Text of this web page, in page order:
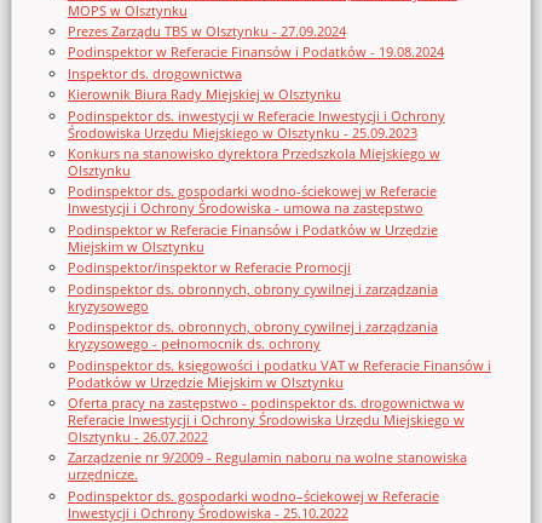
MOPS w Olsztynku
Prezes Zarządu TBS w Olsztynku - 27.09.2024
Podinspektor w Referacie Finansów i Podatków - 19.08.2024
Inspektor ds. drogownictwa
Kierownik Biura Rady Miejskiej w Olsztynku
Podinspektor ds. inwestycji w Referacie Inwestycji i Ochrony
Środowiska Urzędu Miejskiego w Olsztynku - 25.09.2023
Konkurs na stanowisko dyrektora Przedszkola Miejskiego w
Olsztynku
Podinspektor ds. gospodarki wodno-ściekowej w Referacie
Inwestycji i Ochrony Środowiska - umowa na zastępstwo
Podinspektor w Referacie Finansów i Podatków w Urzędzie
Miejskim w Olsztynku
Podinspektor/inspektor w Referacie Promocji
Podinspektor ds. obronnych, obrony cywilnej i zarządzania
kryzysowego
Podinspektor ds. obronnych, obrony cywilnej i zarządzania
kryzysowego - pełnomocnik ds. ochrony
Podinspektor ds. księgowości i podatku VAT w Referacie Finansów i
Podatków w Urzędzie Miejskim w Olsztynku
Oferta pracy na zastępstwo - podinspektor ds. drogownictwa w
Referacie Inwestycji i Ochrony Środowiska Urzędu Miejskiego w
Olsztynku - 26.07.2022
Zarządzenie nr 9/2009 - Regulamin naboru na wolne stanowiska
urzędnicze.
Podinspektor ds. gospodarki wodno–ściekowej w Referacie
Inwestycji i Ochrony Środowiska - 25.10.2022